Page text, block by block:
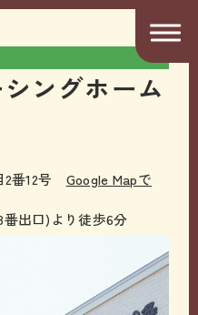
ングホーム
2番12号 Google Mapで
出口)より徒歩6分